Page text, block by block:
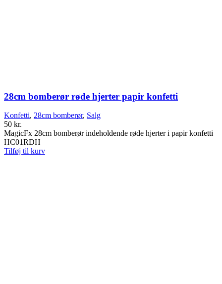
28cm bomberør røde hjerter papir konfetti
Konfetti, 28cm bomberør, Salg
50 kr.
MagicFx 28cm bomberør indeholdende røde hjerter i papir konfetti
HC01RDH
Tilføj til kurv